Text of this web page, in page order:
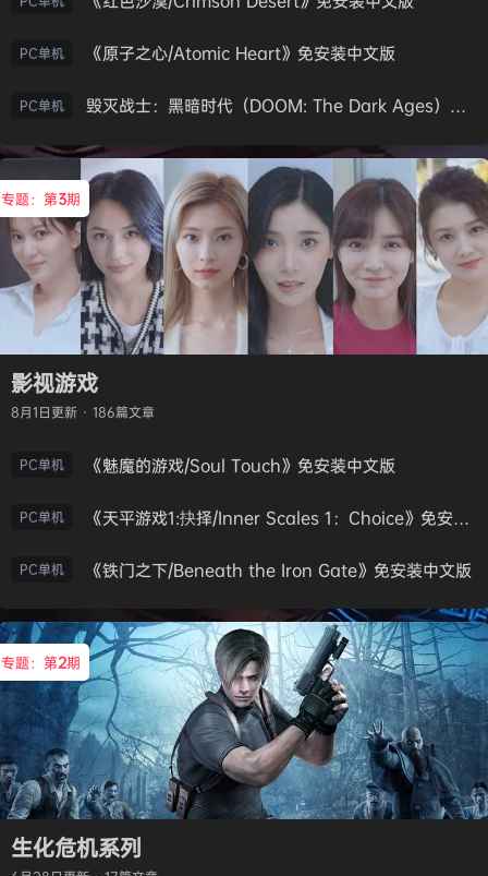
PC单机 《原子之心/Atomic Heart》免安装中文版
PC单机 毁灭战士：黑暗时代（DOOM: The Dark Ages）免安装中文版
专题：第3期
影视游戏
8月1日更新 · 186篇文章
PC单机 《魅魔的游戏/Soul Touch》免安装中文版
PC单机 《天平游戏1:抉择/Inner Scales 1：Choice》免安装中文版
PC单机 《铁门之下/Beneath the Iron Gate》免安装中文版
专题：第2期
生化危机系列